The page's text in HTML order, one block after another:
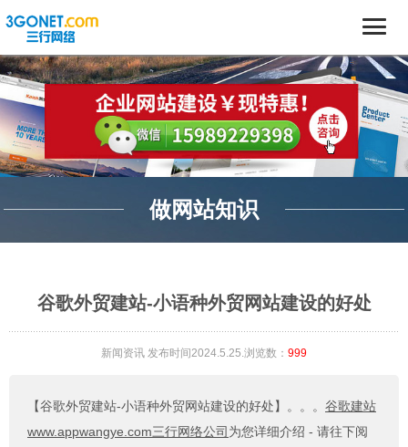
做网站知识
谷歌外贸建站-小语种外贸网站建设的好处
新闻资讯 发布时间2024.5.25.浏览数： 999
【谷歌外贸建站-小语种外贸网站建设的好处】 。。。 谷歌建站
www.appwangye.com三行网络公司 为您详细介绍 - 请往下阅